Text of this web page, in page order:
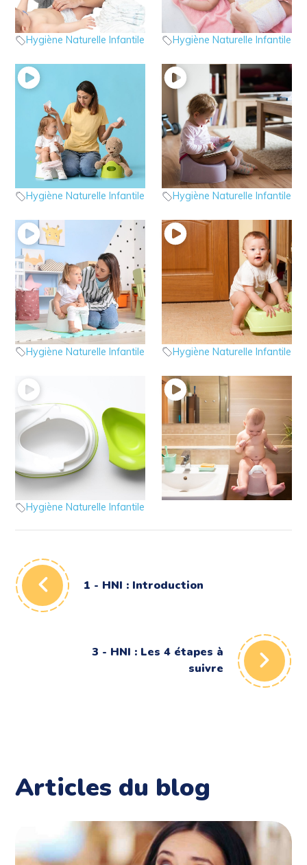
consulter ?
hygiène naturelle infantile
Hygiène Naturelle Infantile
pratiques
hygiène naturelle infantile
Hygiène Naturelle Infantile
7 – HNI : quelques
précisions sur le sujet
hygiène naturelle infantile
Hygiène Naturelle Infantile
6 – HNI : L’élimination
des selles
hygiène naturelle infantile
Hygiène Naturelle Infantile
5 – HNI : Le refus de
faire pipi
hygiène naturelle infantile
Hygiène Naturelle Infantile
4 – HNI : L’élimination
des urines
hygiène naturelle infantile
Hygiène Naturelle Infantile
3 – HNI : Les 4 étapes
à suivre
hygiène naturelle infantile
Hygiène Naturelle Infantile
1 – HNI : Introduction
hygiène naturelle infantile
Hygiène Naturelle Infantile
1 - HNI : Introduction
3 - HNI : Les 4 étapes à
suivre
Articles du blog